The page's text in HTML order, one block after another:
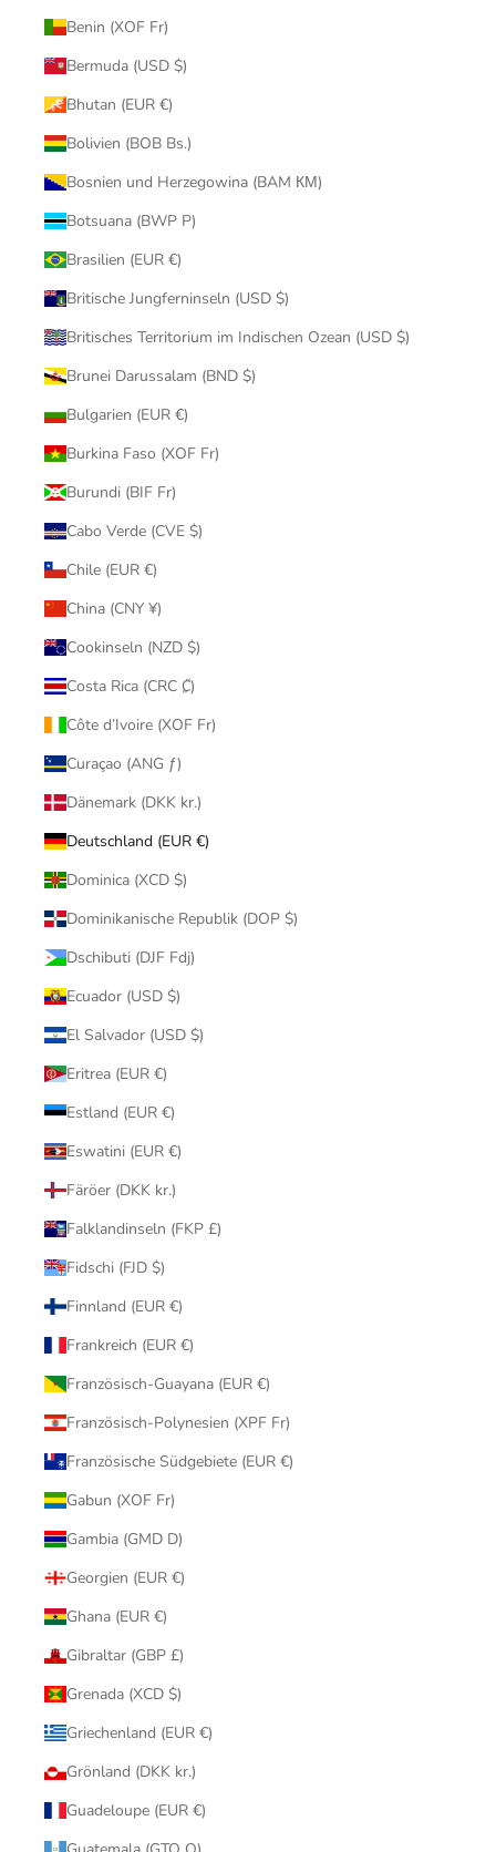
Benin (XOF Fr)
Bermuda (USD $)
Bhutan (EUR €)
Bolivien (BOB Bs.)
Bosnien und Herzegowina (BAM КМ)
Botsuana (BWP P)
Brasilien (EUR €)
Britische Jungferninseln (USD $)
Britisches Territorium im Indischen Ozean (USD $)
Brunei Darussalam (BND $)
Bulgarien (EUR €)
Burkina Faso (XOF Fr)
Burundi (BIF Fr)
Cabo Verde (CVE $)
Chile (EUR €)
China (CNY ¥)
Cookinseln (NZD $)
Costa Rica (CRC ₡)
Côte d’Ivoire (XOF Fr)
Curaçao (ANG ƒ)
Dänemark (DKK kr.)
Deutschland (EUR €)
Dominica (XCD $)
Dominikanische Republik (DOP $)
Dschibuti (DJF Fdj)
Ecuador (USD $)
El Salvador (USD $)
Eritrea (EUR €)
Estland (EUR €)
Eswatini (EUR €)
Färöer (DKK kr.)
Falklandinseln (FKP £)
Fidschi (FJD $)
Finnland (EUR €)
Frankreich (EUR €)
Französisch-Guayana (EUR €)
Französisch-Polynesien (XPF Fr)
Französische Südgebiete (EUR €)
Gabun (XOF Fr)
Gambia (GMD D)
Georgien (EUR €)
Ghana (EUR €)
Gibraltar (GBP £)
Grenada (XCD $)
Griechenland (EUR €)
Grönland (DKK kr.)
Guadeloupe (EUR €)